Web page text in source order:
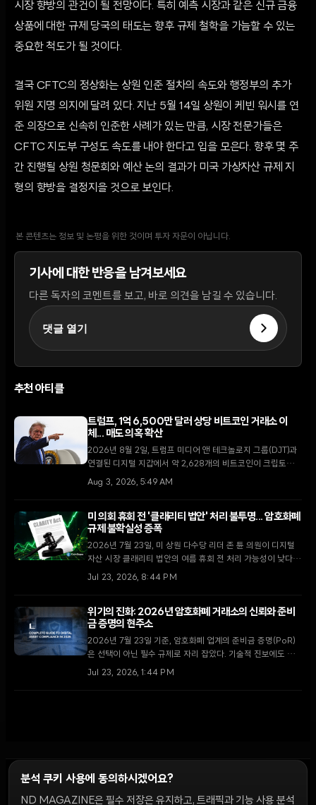
시장 향방의 관건이 될 전망이다. 특히 예측 시장과 같은 신규 금융
상품에 대한 규제 당국의 태도는 향후 규제 철학을 가늠할 수 있는
중요한 척도가 될 것이다.
결국 CFTC의 정상화는 상원 인준 절차의 속도와 행정부의 추가
위원 지명 의지에 달려 있다. 지난 5월 14일 상원이 케빈 워시를 연
준 의장으로 신속히 인준한 사례가 있는 만큼, 시장 전문가들은
CFTC 지도부 구성도 속도를 내야 한다고 입을 모은다. 향후 몇 주
간 진행될 상원 청문회와 예산 논의 결과가 미국 가상자산 규제 지
형의 향방을 결정지을 것으로 보인다.
본 콘텐츠는 정보 및 논평을 위한 것이며 투자 자문이 아닙니다.
기사에 대한 반응을 남겨보세요
다른 독자의 코멘트를 보고, 바로 의견을 남길 수 있습니다.
댓글 열기
추천 아티클
트럼프, 1억 6,500만 달러 상당 비트코인 거래소 이
체... 매도 의혹 확산
2026년 8월 2일, 트럼프 미디어 앤 테크놀로지 그룹(DJT)과
연결된 디지털 지갑에서 약 2,628개의 비트코인이 크립토닷컴
거래소로 이동했다. 막대한 운영 손실을 기록 중인 가운데 이번
Aug 3, 2026, 5:49 AM
미 의회 휴회 전 '클래리티 법안' 처리 불투명... 암호화폐
규제 불확실성 증폭
2026년 7월 23일, 미 상원 다수당 리더 존 튠 의원이 디지털
자산 시장 클래리티 법안의 여름 휴회 전 처리 가능성이 낮다고
밝혔다. 최근 윤리 조항 합의로 고조되었던 입법 기대감이 의회
Jul 23, 2026, 8:44 PM
위기의 진화: 2026년 암호화폐 거래소의 신뢰와 준비
금 증명의 현주소
2026년 7월 23일 기준, 암호화폐 업계의 준비금 증명(PoR)
은 선택이 아닌 필수 규제로 자리 잡았다. 기술적 진보에도 불
구하고 여전히 존재하는 '부채의 간극'과 스냅샷의 한계를 심층
Jul 23, 2026, 1:44 PM
분석 쿠키 사용에 동의하시겠어요?
ND MAGAZINE은 필수 저장은 유지하고, 트래픽과 기능 사용 분석